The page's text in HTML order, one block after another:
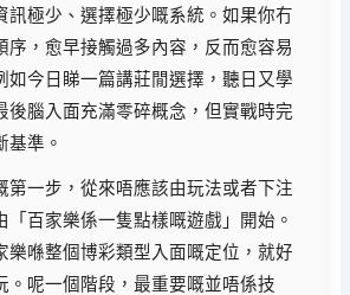
訊極少、選擇極少嘅系統。如果你冇
序，愈早接觸過多內容，反而愈容易
如今日睇一篇講莊閒選擇，聽日又學
後腦入面充滿零碎概念，但實戰時完
基準。
第一步，從來唔應該由玩法或者下注
「百家樂係一隻點樣嘅遊戲」開始。
樂喺整個博彩類型入面嘅定位，就好
。呢一個階段，最重要嘅並唔係技